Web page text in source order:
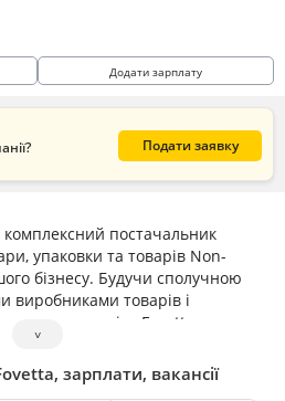
Додати зарплату
Подати заявку
комплексний постачальник
упаковки та товарів Non-
бізнесу. Будучи сполучною
виробниками товарів і
компанія «Fovetta»
напрям – це
˅
зарплати, вакансії